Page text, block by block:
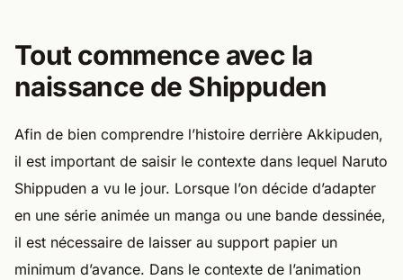
Tout commence avec la
naissance de Shippuden
Afin de bien comprendre l’histoire derrière Akkipuden,
il est important de saisir le contexte dans lequel Naruto
Shippuden a vu le jour. Lorsque l’on décide d’adapter
en une série animée un manga ou une bande dessinée,
il est nécessaire de laisser au support papier un
minimum d’avance. Dans le contexte de l’animation